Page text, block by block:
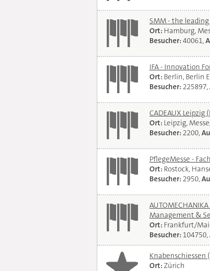
SMM - the
Ort: Hamburg,
Besucher:40061,
IFA - Innovation
Ort: Berlin, Berlin
Besucher: 225897,
CADEAUX
Ort: Leipzig,
Besucher: 2200,
PflegeMesse -
Ort: Rostock,
Besucher: 2950,
Management &
Ort: Frankfurt/
Besucher: 104750,
Knabenschiessen
Ort:Zürich